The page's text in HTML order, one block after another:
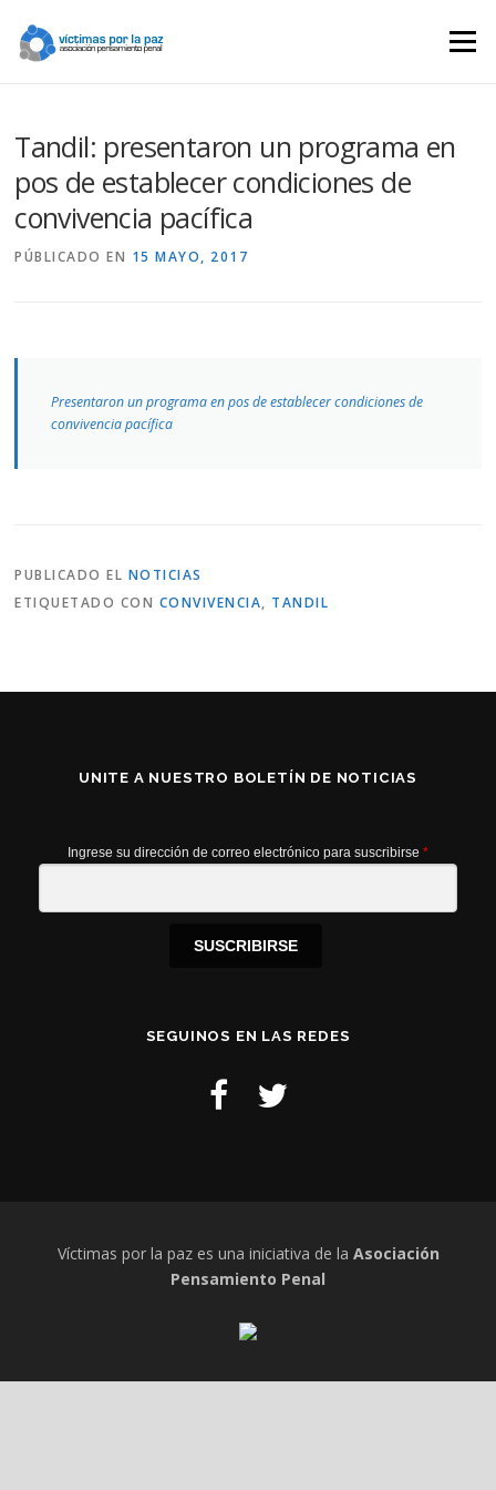
contenido
Menú
Tandil: presentaron un programa en
pos de establecer condiciones de
convivencia pacífica
PÚBLICADO EN 15 MAYO, 2017
Presentaron un programa en pos de establecer condiciones de
convivencia pacífica
PUBLICADO EL NOTICIAS
ETIQUETADO CON CONVIVENCIA, TANDIL
UNITE A NUESTRO BOLETÍN DE NOTICIAS
Ingrese su dirección de correo electrónico para suscribirse *
SUSCRIBIRSE
SEGUINOS EN LAS REDES
Víctimas por la paz es una iniciativa de la Asociación
Pensamiento Penal